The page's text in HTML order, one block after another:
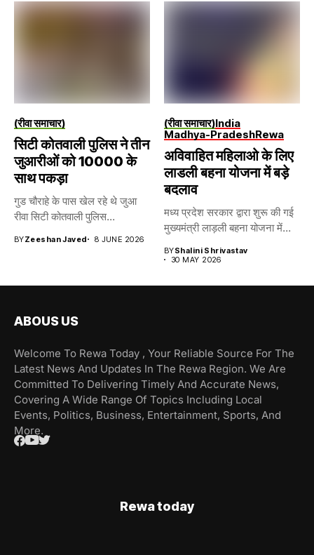
(रीवा समाचार)
सिटी कोतवाली पुलिस ने तीन
जुआरीओं को 10000 के
साथ पकड़ा
गुड चौराहे के पास खेल रहे थे जुआ
रीवा सिटी कोतवाली पुलिस...
BYZeeshan Javed 8 JUNE 2026
(रीवा समाचार)India
Madhya-PradeshRewa
अविवाहित महिलाओ के लिए
लाडली बहना योजना में बड़े
बदलाव
मध्य प्रदेश सरकार द्वारा शुरू की गई
मुख्यमंत्री लाड़ली बहना योजना में...
BYShalini Shrivastav
30 MAY 2026
ABOUS US
Welcome To Rewa Today , Your Reliable Source For The
Latest News And Updates In The Rewa Region. We Are
Committed To Delivering Timely And Accurate News,
Covering A Wide Range Of Topics Including Local
Events, Politics, Business, Entertainment, Sports, And
More.
Rewa today